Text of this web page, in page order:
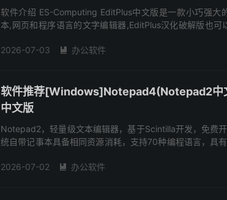
软件介绍 ES-Computing EditPlus中文版是一款小巧强大
本,网页和程序语言的文字编辑器,EditPlus汉化破解版也可
2026-07-03
 办公软件
软件推荐[Windows]Notepad4(Notepad2中
中文版
Notepad2，轻量级文本编辑器，基于Scintilla开发，免费
统自带记事本具备相同资源消耗，支持70种编程语言，具
2026-07-02
 办公软件